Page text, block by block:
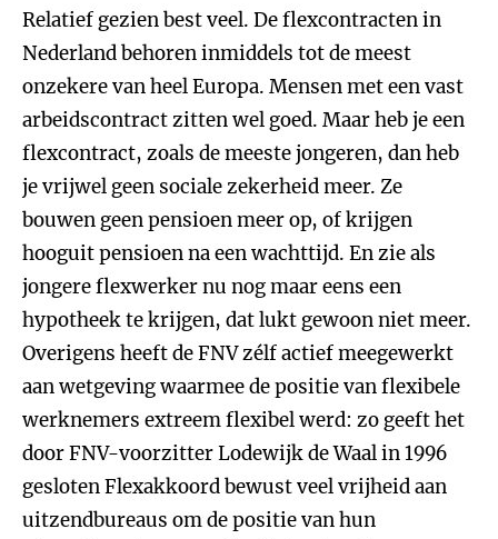
Relatief gezien best veel. De flexcontracten in
Nederland behoren inmiddels tot de meest
onzekere van heel Europa. Mensen met een vast
arbeidscontract zitten wel goed. Maar heb je een
flexcontract, zoals de meeste jongeren, dan heb
je vrijwel geen sociale zekerheid meer. Ze
bouwen geen pensioen meer op, of krijgen
hooguit pensioen na een wachttijd. En zie als
jongere flexwerker nu nog maar eens een
hypotheek te krijgen, dat lukt gewoon niet meer.
Overigens heeft de FNV zélf actief meegewerkt
aan wetgeving waarmee de positie van flexibele
werknemers extreem flexibel werd: zo geeft het
door FNV-voorzitter Lodewijk de Waal in 1996
gesloten Flexakkoord bewust veel vrijheid aan
uitzendbureaus om de positie van hun